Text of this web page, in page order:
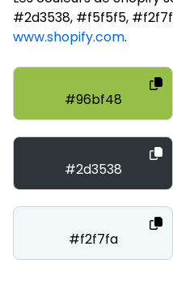
#2d3538, #f5f5f5,
www.shopify.com.
#96bf48
#2d3538
#f2f7fa